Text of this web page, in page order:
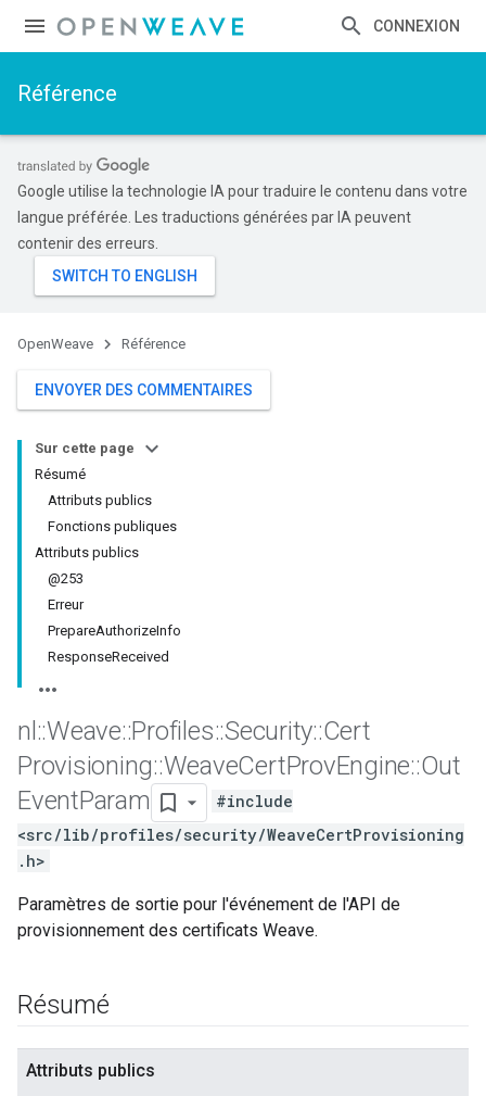
CONNEXION
Référence
Google utilise la technologie IA pour traduire le contenu dans votre
langue préférée. Les traductions générées par IA peuvent
contenir des erreurs.
OpenWeave Référence
ENVOYER DES COMMENTAIRES
Sur cette page
Résumé
Attributs publics
Fonctions publiques
Attributs publics
@253
Erreur
PrepareAuthorizeInfo
ResponseReceived
nl ::Weave::Profiles::Security::Cert
Provisioning::WeaveCertProvEngine::Out
EventParam
#include
<src/lib/profiles/security/WeaveCertProvisioning
.h>
Paramètres de sortie pour l'événement de l'API de
provisionnement des certificats Weave.
Résumé
Attributs publics